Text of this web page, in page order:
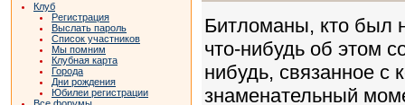
Клуб
Регистрация
Выслать пароль
Список участников
Мы помним
Клубная карта
Города
Дни рождения
Юбилеи регистрации
Битломаны, кто был
что-нибудь об этом
нибудь, связанное
знаменательный